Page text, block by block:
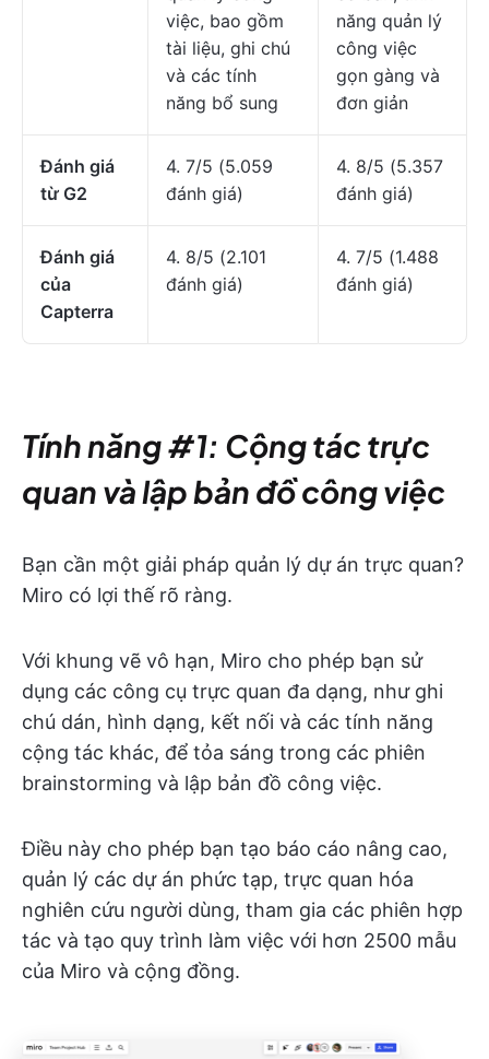
việc, bao gồm
tài liệu, ghi chú
và các tính
năng bổ sung
năng quản lý
công việc
gọn gàng và
đơn giản
Đánh giá
từ G2
4. 7/5 (5.059
đánh giá)
4. 8/5 (5.357
đánh giá)
Đánh giá
của
Capterra
4. 8/5 (2.101
đánh giá)
4. 7/5 (1.488
đánh giá)
Tính năng #1: Cộng tác trực
quan và lập bản đồ công việc
Bạn cần một giải pháp quản lý dự án trực quan?
Miro có lợi thế rõ ràng.
Với khung vẽ vô hạn, Miro cho phép bạn sử
dụng các công cụ trực quan đa dạng, như ghi
chú dán, hình dạng, kết nối và các tính năng
cộng tác khác, để tỏa sáng trong các phiên
brainstorming và lập bản đồ công việc.
Điều này cho phép bạn tạo báo cáo nâng cao,
quản lý các dự án phức tạp, trực quan hóa
nghiên cứu người dùng, tham gia các phiên hợp
tác và tạo quy trình làm việc với hơn 2500 mẫu
của Miro và cộng đồng.